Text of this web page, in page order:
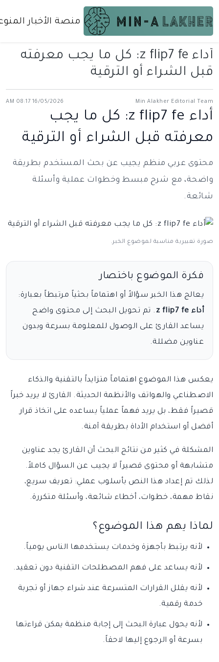
منصة الأخبار
أداء z flip7 fe: كل ما يجب معرفته
قبل الشراء أو الترقية
Min Alakher Editorial Team
16/05/2026 08:17 AM
أداء z flip7 fe: كل ما يجب
معرفته قبل الشراء أو الترقية
محتوى عربي منظم يجيب عن بحث المستخدم بطريقة
واضحة، مع شرح مبسط وخطوات عملية وأسئلة
شائعة.
صورة تعبيرية مناسبة لموضوع الخبر.
فكرة الموضوع باختصار
يعالج هذا الخبر سؤالاً أو اهتماماً بحثياً مرتبطاً بعبارة:
أداء z flip7 fe
. تم تحويل البحث إلى محتوى واضح
يساعد القارئ على الوصول للمعلومة بسرعة وبدون
عناوين مضللة.
يعكس هذا الموضوع اهتماماً متزايداً بالتقنية والذكاء
الاصطناعي والهواتف والأنظمة الحديثة. القارئ لا يريد خبراً
قصيراً فقط، بل يريد فهماً عملياً يساعده على اتخاذ قرار
أفضل أو استخدام الأداة بطريقة آمنة.
المشكلة في كثير من نتائج البحث أن القارئ يجد عناوين
متشابهة أو محتوى قصيراً لا يجيب عن السؤال كاملاً.
لذلك تم إعداد هذا النص بأسلوب عملي: تعريف سريع،
نقاط مهمة، خطوات، أخطاء شائعة، وأسئلة متكررة.
لماذا يهم هذا الموضوع؟
لأنه يرتبط بأجهزة وخدمات يستخدمها الناس يومياً.
لأنه يساعد على فهم المصطلحات التقنية دون تعقيد.
لأنه يقلل القرارات المتسرعة عند شراء جهاز أو تجربة
خدمة رقمية.
لأنه يحول عبارة البحث إلى إجابة منظمة يمكن قراءتها
بسرعة أو الرجوع إليها لاحقاً.